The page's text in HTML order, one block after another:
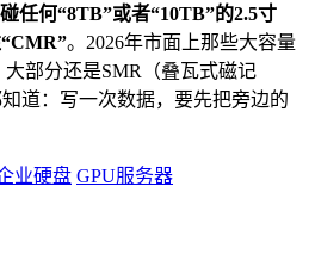
任何“8TB”或者“10TB”的2.5寸
。2026年市面上那些大容量
部分还是SMR（叠瓦式磁记
道：写一次数据，要先把旁边的
业硬盘 GPU服务器